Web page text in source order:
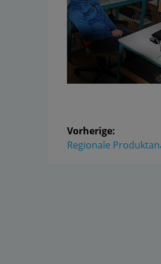
Vorherige:
Vorheriger
Regionale